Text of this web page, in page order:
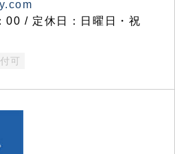
00 / 定休日：日曜日・祝
可